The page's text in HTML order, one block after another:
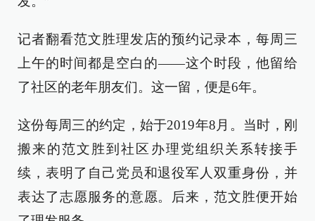
记者翻看范文胜理发店的预约记录本，每周三
上午的时间都是空白的——这个时段，他留给
了社区的老年朋友们。这一留，便是6年。
这份每周三的约定，始于2019年8月。当时，刚
搬来的范文胜到社区办理党组织关系转接手
续，表明了自己党员和退役军人双重身份，并
表达了志愿服务的意愿。后来，范文胜便开始